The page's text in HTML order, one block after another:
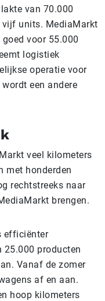
van 70.000
vijf units. MediaMarkt
voor 55.000
logistiek
operatie voor
een andere
veel kilometers
met honderden
rechtstreeks naar
brengen.
efficiënter
producten
Vanaf de zomer
af en aan.
hoop kilometers